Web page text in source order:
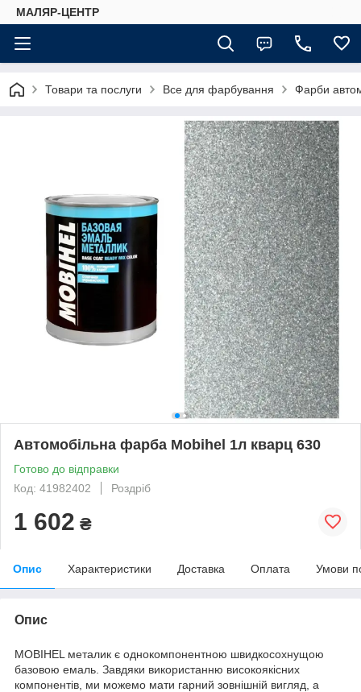
МАЛЯР-ЦЕНТР
Товари та послуги Все для фарбування Фарби
Автомобільна фарба Mobihel 1л кварц 630
Готово до відправки
Код: 41982402
Роздріб
1 602 ₴
Опис Характеристики Доставка Оплата Умови
Опис
MOBIHEL металик є однокомпонентною швидкосохнущою
базовою емаль. Завдяки використанню високоякісних
компонентів, ми можемо мати гарний зовнішній вигляд, а